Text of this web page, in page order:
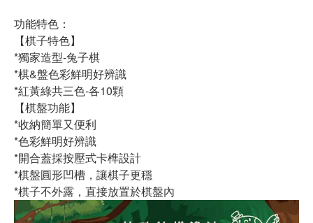
功能特色：
【棋子特色】
*獨家造型-兔子棋
*棋&盤色彩鮮明好辨識
*紅黃綠共三色-各10顆
【棋盤功能】
*收納簡單又便利
*色彩鮮明好辨識
*開合蓋採按壓式卡榫設計
*棋盤圓形凹槽，讓棋子更穩
*棋子不外露，直接放置於棋盤內